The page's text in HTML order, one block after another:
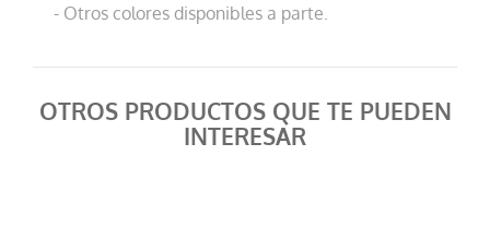
- Otros colores disponibles a parte.
OTROS PRODUCTOS QUE TE PUEDEN
INTERESAR